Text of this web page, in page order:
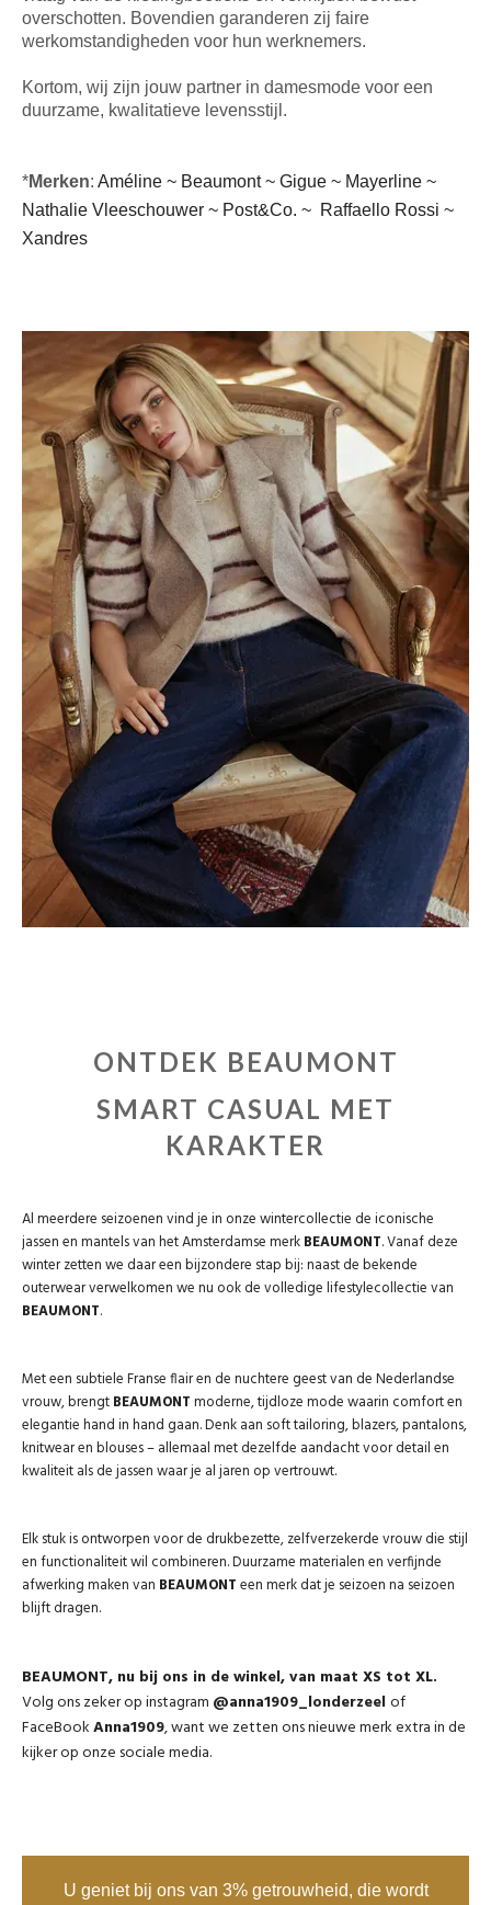
overschotten. Bovendien garanderen zij faire
werkomstandigheden voor hun werknemers.
Kortom, wij zijn jouw partner in damesmode voor een
duurzame, kwalitatieve levensstijl.
*Merken: Améline ~ Beaumont ~ Gigue ~ Mayerline ~
Nathalie Vleeschouwer ~ Post&Co. ~ Raffaello Rossi ~
Xandres
ONTDEK BEAUMONT
SMART CASUAL MET
KARAKTER
Al meerdere seizoenen vind je in onze wintercollectie de iconische
jassen en mantels van het Amsterdamse merkBEAUMONT. Vanaf deze
winter zetten we daar een bijzondere stap bij: naast de bekende
outerwear verwelkomen we nu ook de volledige lifestylecollectie van
BEAUMONT.
Met een subtiele Franse flair en de nuchtere geest van de Nederlandse
vrouw, brengtBEAUMONTmoderne, tijdloze mode waarin comfort en
elegantie hand in hand gaan. Denk aan soft tailoring, blazers, pantalons,
knitwear en blouses – allemaal met dezelfde aandacht voor detail en
kwaliteit als de jassen waar je al jaren op vertrouwt.
Elk stuk is ontworpen voor de drukbezette, zelfverzekerde vrouw die stijl
en functionaliteit wil combineren. Duurzame materialen en verfijnde
afwerking maken van BEAUMONTeen merk dat je seizoen na seizoen
blijft dragen.
BEAUMONT, nu bij ons in de winkel, van maat XS tot XL.
Volg ons zeker op instagram @anna1909_londerzeelof
FaceBookAnna1909, want we zetten ons nieuwe merk extra in de
kijker op onze sociale media.
U geniet bij ons van 3% getrouwheid, die wordt